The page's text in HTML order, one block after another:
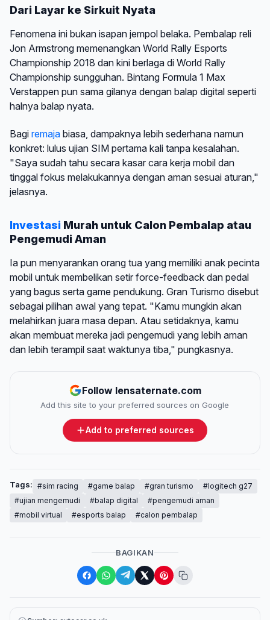
Dari Layar ke Sirkuit Nyata
Fenomena ini bukan isapan jempol belaka. Pembalap reli
Jon Armstrong memenangkan World Rally Esports
Championship 2018 dan kini berlaga di World Rally
Championship sungguhan. Bintang Formula 1 Max
Verstappen pun sama gilanya dengan balap digital seperti
halnya balap nyata.
Bagi remaja biasa, dampaknya lebih sederhana namun
konkret: lulus ujian SIM pertama kali tanpa kesalahan.
"Saya sudah tahu secara kasar cara kerja mobil dan
tinggal fokus melakukannya dengan aman sesuai aturan,"
jelasnya.
Investasi Murah untuk Calon Pembalap atau
Pengemudi Aman
Ia pun menyarankan orang tua yang memiliki anak pecinta
mobil untuk membelikan setir force-feedback dan pedal
yang bagus serta game pendukung. Gran Turismo disebut
sebagai pilihan awal yang tepat. "Kamu mungkin akan
melahirkan juara masa depan. Atau setidaknya, kamu
akan membuat mereka jadi pengemudi yang lebih aman
dan lebih terampil saat waktunya tiba," pungkasnya.
Follow lensaternate.com
Add this site to your preferred sources on Google
Add to preferred sources
Tags: #sim racing #game balap #gran turismo
#logitech g27
#ujian mengemudi
#balap digital
#pengemudi aman
#mobil virtual
#esports balap #calon pembalap
BAGIKAN